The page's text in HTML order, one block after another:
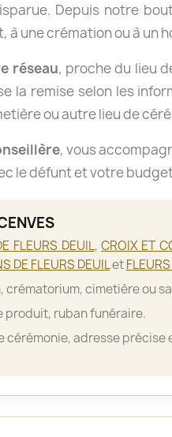
Depuis notre
une crémation ou à un
réseau, proche du lieu
la remise selon les
ou autre lieu de
, vous
le défunt et votre
FLEURS DEUIL,CROIX ET
DE FLEURS DEUILet
cimetière ou
produit, ruban funéraire.
cérémonie, adresse